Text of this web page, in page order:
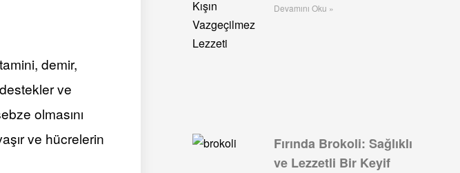
demir,
ve
olmasını
ve hücrelerin
Devamını Oku »
Fırında Brokoli: Sağlıklı
ve Lezzetli Bir Keyif